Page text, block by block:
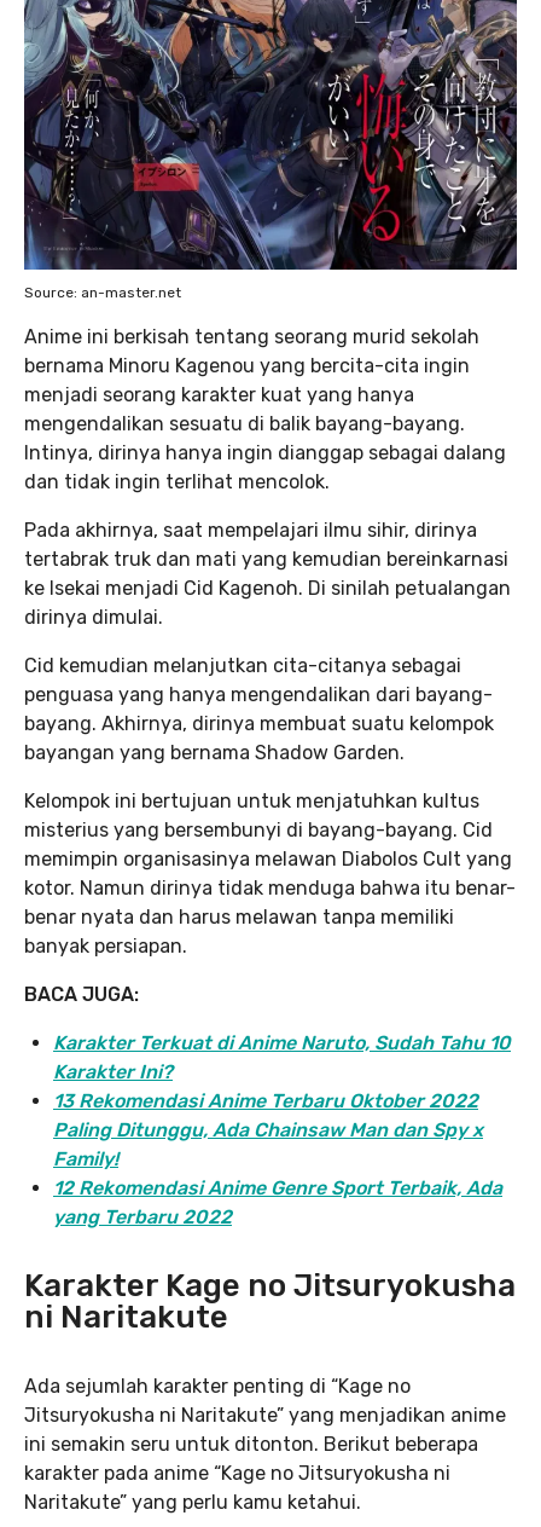
Source: an-master.net
Anime ini berkisah tentang seorang murid sekolah
bernama Minoru Kagenou yang bercita-cita ingin
menjadi seorang karakter kuat yang hanya
mengendalikan sesuatu di balik bayang-bayang.
Intinya, dirinya hanya ingin dianggap sebagai dalang
dan tidak ingin terlihat mencolok.
Pada akhirnya, saat mempelajari ilmu sihir, dirinya
tertabrak truk dan mati yang kemudian bereinkarnasi
ke Isekai menjadi Cid Kagenoh. Di sinilah petualangan
dirinya dimulai.
Cid kemudian melanjutkan cita-citanya sebagai
penguasa yang hanya mengendalikan dari bayang-
bayang. Akhirnya, dirinya membuat suatu kelompok
bayangan yang bernama Shadow Garden.
Kelompok ini bertujuan untuk menjatuhkan kultus
misterius yang bersembunyi di bayang-bayang. Cid
memimpin organisasinya melawan Diabolos Cult yang
kotor. Namun dirinya tidak menduga bahwa itu benar-
benar nyata dan harus melawan tanpa memiliki
banyak persiapan.
BACA JUGA:
Karakter Terkuat di Anime Naruto, Sudah Tahu 10
Karakter Ini?
13 Rekomendasi Anime Terbaru Oktober 2022
Paling Ditunggu, Ada Chainsaw Man dan Spy x
Family!
12 Rekomendasi Anime Genre Sport Terbaik, Ada
yang Terbaru 2022
Karakter Kage no Jitsuryokusha
ni Naritakute
Ada sejumlah karakter penting di “Kage no
Jitsuryokusha ni Naritakute” yang menjadikan anime
ini semakin seru untuk ditonton. Berikut beberapa
karakter pada anime “Kage no Jitsuryokusha ni
Naritakute” yang perlu kamu ketahui.